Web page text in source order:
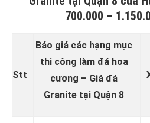
700.000 –
Stt
Báo giá các hạng mục
thi công làm đá hoa
cương – Giá đá
Granite tại Quận 8